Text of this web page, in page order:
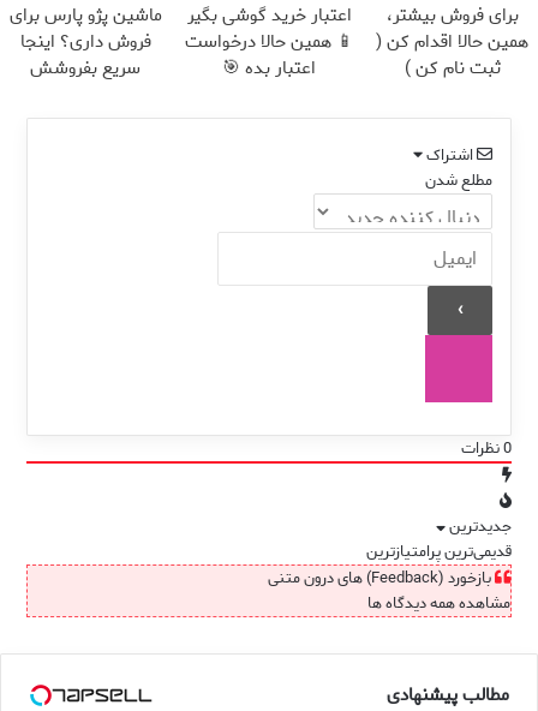
برای فروش بیشتر،
همین حالا اقدام کن (
ثبت نام کن )
اعتبار خرید گوشی بگیر
📱 همین حالا درخواست
اعتبار بده 🎯
ماشین پژو پارس برای
فروش داری؟ اینجا
سریع بفروشش
اشتراک
مطلع شدن
0نظرات
جدیدترین
قدیمی‌ترینپرامتیازترین
بازخورد (Feedback) های درون متنی
مشاهده همه دیدگاه ها
مطالب پیشنهادی